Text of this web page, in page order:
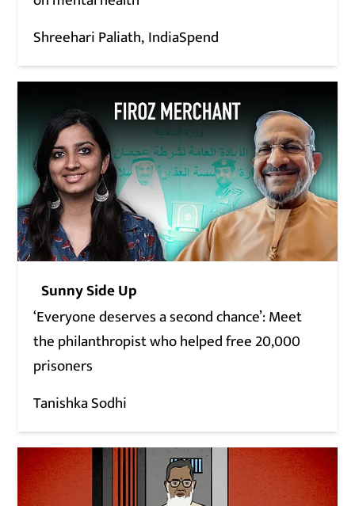
Shreehari Paliath IndiaSpend
Sunny Side Up
‘Everyone deserves a second chance’: Meet
the philanthropist who helped free 20,000
prisoners
Tanishka Sodhi